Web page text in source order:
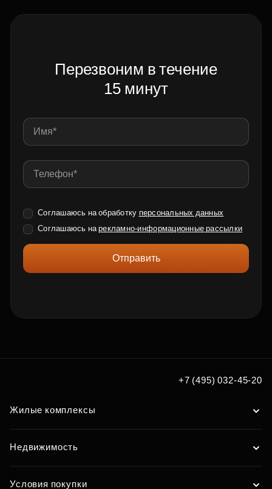
Перезвоним в течение
15 минут
Соглашаюсь на обработку персональных данных
Соглашаюсь нарекламно-информационные рассылки
Отправить
+7 (495) 032-45-20
Жилые комплексы
Недвижимость
Условия покупки